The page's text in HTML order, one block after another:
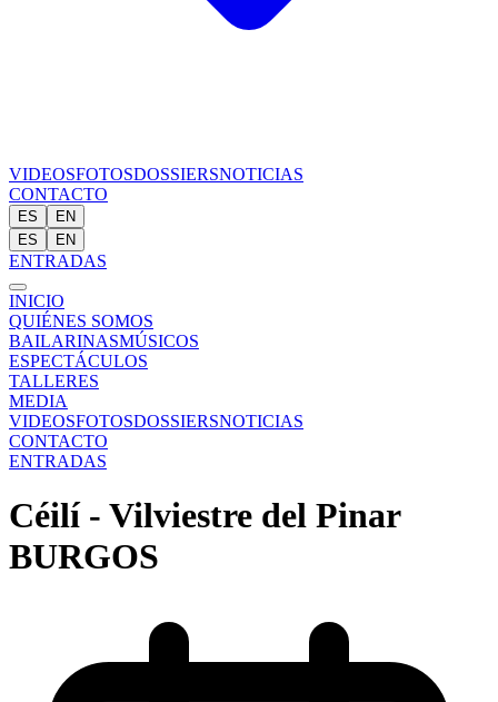
VIDEOSFOTOSDOSSIERSNOTICIAS
CONTACTO
ES
EN
ES
EN
ENTRADAS
INICIO
QUIÉNES SOMOS
BAILARINASMÚSICOS
ESPECTÁCULOS
TALLERES
MEDIA
VIDEOSFOTOSDOSSIERSNOTICIAS
CONTACTO
ENTRADAS
Céilí - Vilviestre del Pinar
BURGOS